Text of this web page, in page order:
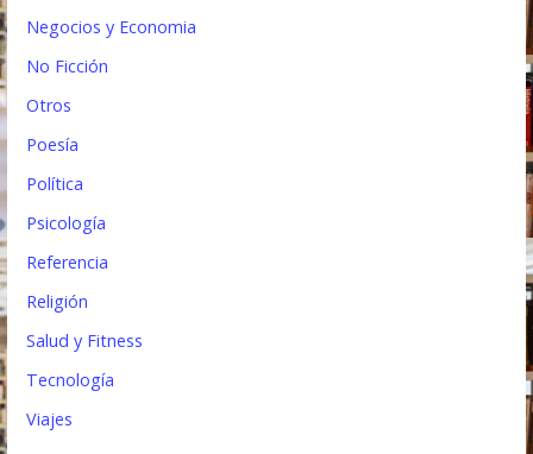
Negocios y Economia
No Ficción
Otros
Poesía
Política
Psicología
Referencia
Religión
Salud y Fitness
Tecnología
Viajes